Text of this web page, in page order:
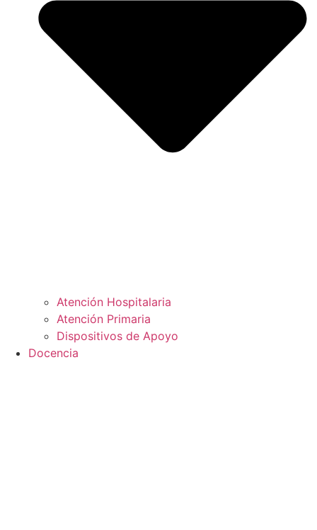
Atención Hospitalaria
Atención Primaria
Dispositivos de Apoyo
Docencia